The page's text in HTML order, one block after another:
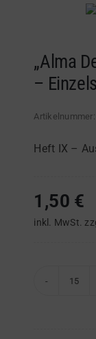
Kontakt
„Alma
–
Artikelnummer:
Heft IX –
1,50 €
inkl. MwSt.